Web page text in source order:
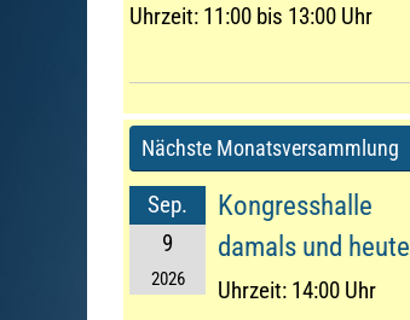
Uhrzeit: 11:00 bis 13:00 Uhr
Nächste Monatsversammlung
Sep.
9
2026
Kongresshalle
damals und heute
Uhrzeit: 14:00 Uhr